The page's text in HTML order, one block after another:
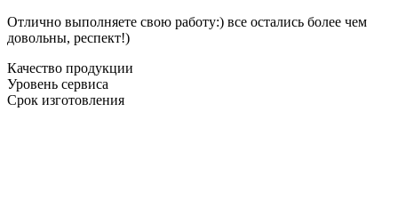
Отлично выполняете свою работу:) все остались более чем
довольны, респект!)
Качество продукции
Уровень сервиса
Срок изготовления